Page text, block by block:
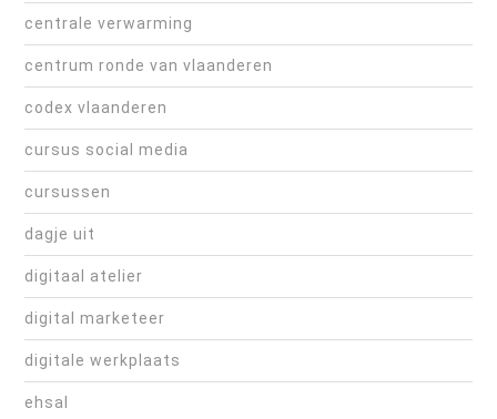
centrale verwarming
centrum ronde van vlaanderen
codex vlaanderen
cursus social media
cursussen
dagje uit
digitaal atelier
digital marketeer
digitale werkplaats
ehsal